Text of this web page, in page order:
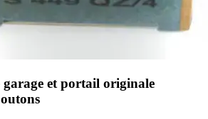
garage et portail originale